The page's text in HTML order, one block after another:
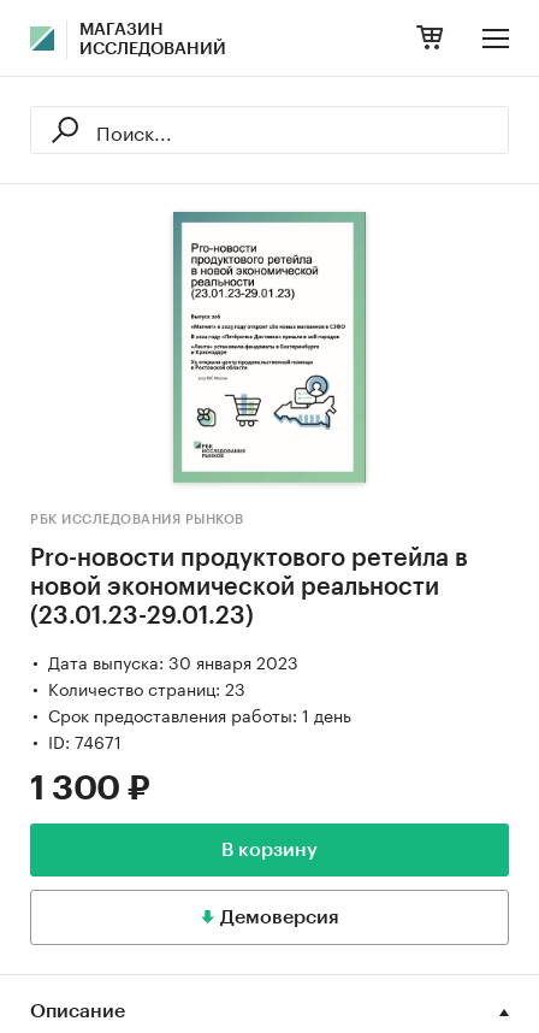
МАГАЗИН
ИССЛЕДОВАНИЙ
РБК ИССЛЕДОВАНИЯ РЫНКОВ
Pro-новости продуктового ретейла в
новой экономической реальности
(23.01.23-29.01.23)
Дата выпуска: 30 января 2023
Количество страниц: 23
Срок предоставления работы: 1 день
ID: 74671
1 300 ₽
В корзину
Демоверсия
Описание